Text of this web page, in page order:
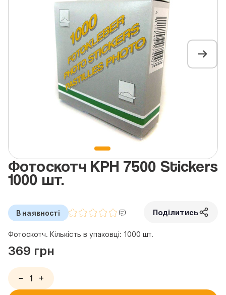
Фотоскотч KPH 7500 Stickers
1000 шт.
В наявності Поділитись
Фотоскотч. Кількість в упаковці: 1000 шт.
369 грн
− +